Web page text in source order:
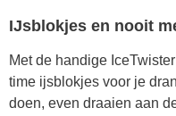
IJsblokjes en nooit
Met de handige
time ijsblokjes voor je
doen, even draaien aan